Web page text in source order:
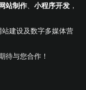
站制作、 小程序开发 ，
建设及数字多媒体营
待与您合作！